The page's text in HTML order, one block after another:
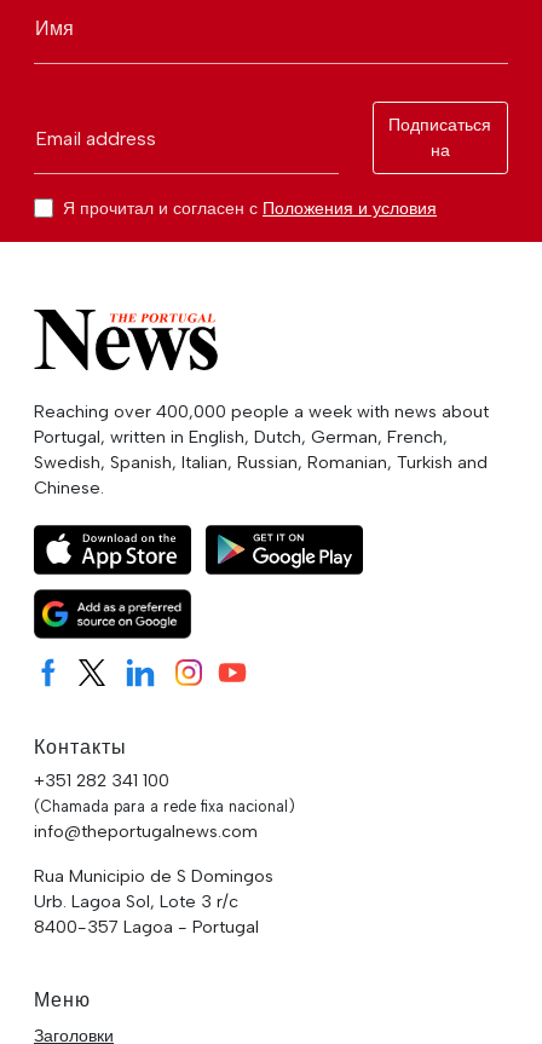
Имя
Email address
Подписаться
на
Я прочитал и согласен с Положения и условия
Reaching over 400,000 people a week with news about
Portugal, written in English, Dutch, German, French,
Swedish, Spanish, Italian, Russian, Romanian, Turkish and
Chinese.
Контакты
+351 282 341 100
(Chamada para a rede fixa nacional)
info@theportugalnews.com
Rua Municipio de S Domingos
Urb. Lagoa Sol, Lote 3 r/c
8400-357 Lagoa - Portugal
Меню
Заголовки